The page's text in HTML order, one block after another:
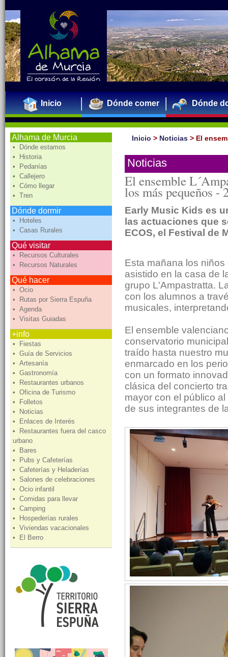
Inicio Dónde comer Dónde
Alhama de Murcia
• Dónde estamos
• Historia
• Pedanías
• Callejero
• Cómo llegar
• Tren
Dónde dormir
• Hoteles
• Casas Rurales
Qué visitar
• Recursos Culturales
• Recursos Naturales
Qué hacer
• Ocio
• Rutas por Sierra Espuña
• Agenda
• Visitas Guiadas
+info
• Fiestas
• Guía de Servicios
• Artesanía
• Gastronomía
• Restaurantes urbanos
• Oficina de Turismo
• Folletos
• Noticias
• Enlaces de Interés
• Restaurantes fuera del casco
urbano
• Bares
• Pubs y Cafeterías
• Cafeterías y Heladerías
• Salones de celebraciones
• Ocio infantil
• Comidas para llevar
• Camping
• Hospederías rurales
• Viviendas vacacionales
• El Berro
Inicio > Noticias > El
Noticias
El ensemble
los más pequeños -
Early Music Kids es
las actuaciones que
ECOS, el Festival de
Esta mañana los
asistido en la casa de
grupo L'Ampastratta.
con los alumnos a
musicales,
El ensemble
conservatorio
traído hasta nuestro
enmarcado en los
con un formato
clásica del concierto
mayor con el público
de sus integrantes de